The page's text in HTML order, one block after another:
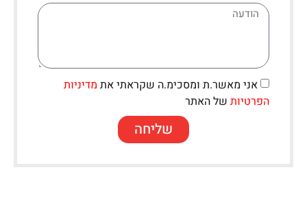
אני מאשר.ת ומסכימ.ה שקראתי את מדיניות
הפרטיות של האתר
שליחה